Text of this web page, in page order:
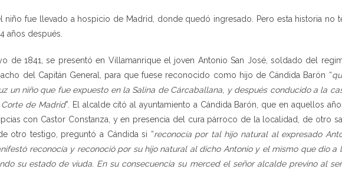
niño fue llevado a hospicio de Madrid, donde quedó ingresado. Pero esta historia no
años después.
de 1841, se presentó en Villamanrique el joven Antonio San José, soldado del
del Capitán General, para que fuese reconocido como hijo de Cándida Barón “
un niño que fue expuesto en la Salina de Cárcaballana, y después conducido a la
de Madrid”. El alcalde citó al ayuntamiento a Cándida Barón, que en aquellos
con Castor Constanza, y en presencia del cura párroco de la localidad, de otro
otro testigo, preguntó a Cándida si “reconocía por tal hijo natural al expresado
reconocía y reconoció por su hijo natural al dicho Antonio y el mismo que dio a
su estado de viuda. En su consecuencia su merced el señor alcalde previno al